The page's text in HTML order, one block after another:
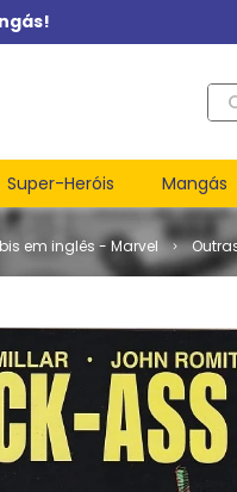
O
Super-Heróis Mangás
em inglês - Marvel